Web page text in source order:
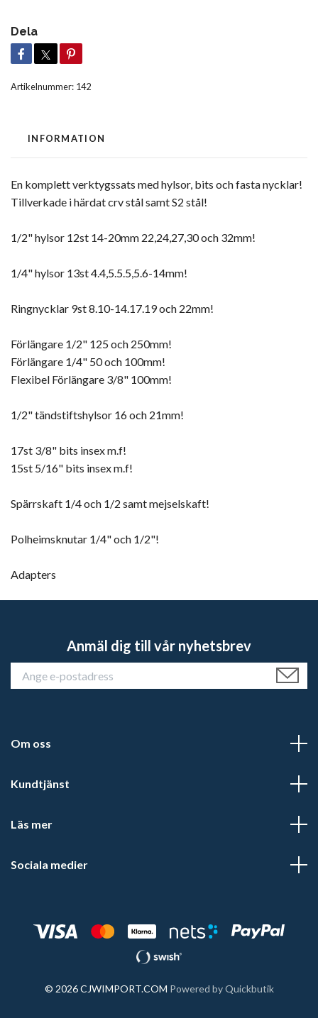
Dela
Artikelnummer: 142
INFORMATION
En komplett verktygssats med hylsor, bits och fasta nycklar!
Tillverkade i härdat crv stål samt S2 stål!
1/2" hylsor 12st 14-20mm 22,24,27,30 och 32mm!
1/4" hylsor 13st 4.4,5.5.5,5.6-14mm!
Ringnycklar 9st 8.10-14.17.19 och 22mm!
Förlängare 1/2" 125 och 250mm!
Förlängare 1/4" 50 och 100mm!
Flexibel Förlängare 3/8" 100mm!
1/2" tändstiftshylsor 16 och 21mm!
17st 3/8" bits insex m.f!
15st 5/16" bits insex m.f!
Spärrskaft 1/4 och 1/2 samt mejselskaft!
Polheimsknutar 1/4" och 1/2"!
Adapters
Anmäl dig till vår nyhetsbrev
Om oss
Kundtjänst
Läs mer
Sociala medier
© 2026 CJWIMPORT.COM Powered by Quickbutik